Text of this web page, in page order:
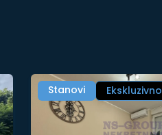
Stanovi Ekskluzivno